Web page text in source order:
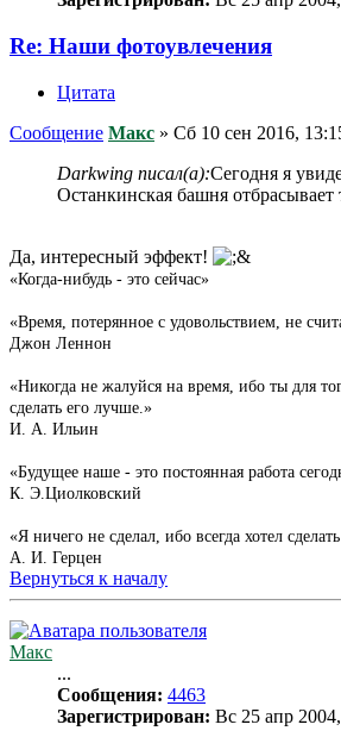
Re: Наши фотоувлечения
Цитата
Сообщение Макс » Сб 10 сен 2016,
Darkwing писал(а):Сегодня я
Останкинская башня отбрасывает
Да, интересный эффект!
«Когда-нибудь - это сейчас»
«Время, потерянное с удовольствием, не
Джон Леннон
«Никогда не жалуйся на время, ибо ты для
сделать его лучше.»
И. А. Ильин
«Будущее наше - это постоянная работа
К. Э.Циолковский
«Я ничего не сделал, ибо всегда хотел
А. И. Герцен
Вернуться к началу
Макс
...
Сообщения: 4463
Зарегистрирован: Вс 25 апр